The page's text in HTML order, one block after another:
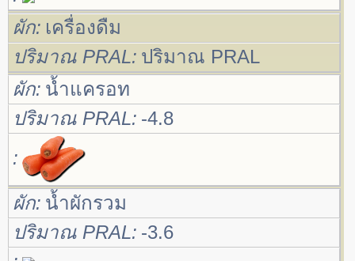
ผัก เครื่องดืม
ปริมาณ PRAL ปริมาณ PRAL
ผัก น้ำแครอท
ปริมาณ PRAL -4.8
ผัก น้ำผักรวม
ปริมาณ PRAL -3.6